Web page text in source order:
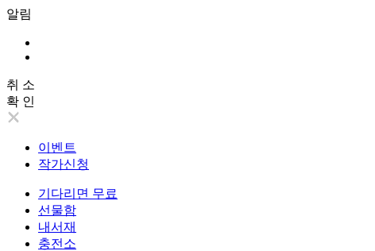
알림
취 소
확 인
이벤트
작가신청
기다리면 무료
선물함
내서재
충전소